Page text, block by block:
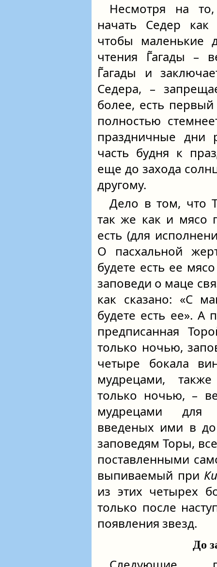
Несмотря на
начать Седер
чтобы маленькие
чтения Г̃агады –
Г̃агады и
Седера, –
более, есть
полностью
праздничные дни
часть будня к
еще до захода
другому.
Дело в том, что
так же как и мясо
есть (для
О пасхальной
будете есть ее
заповеди о маце
как сказано: «С
будете есть ее». А
предписанная
только ночью,
четыре бокала
мудрецами,
только ночью, –
мудрецами для
введеных ими в
заповедям Торы,
поставленными
выпиваемый при
из этих четырех
только после
появления звезд.
До